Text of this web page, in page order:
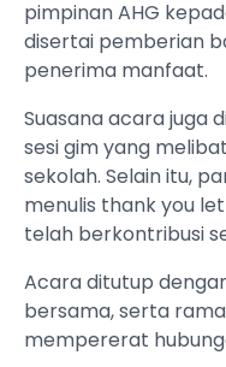
pimpinan AHG
disertai pemberian
penerima manfaat.
Suasana acara juga
sesi gim yang
sekolah. Selain itu,
menulis thank you
telah berkontribusi
Acara ditutup
bersama, serta
mempererat